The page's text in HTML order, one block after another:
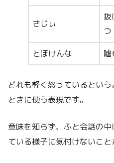
さじぃ
抜
つ
とぼけんな 嘘
どれも軽く怒っているとい
ときに使う表現です。
意味を知らず、ふと会話の
ている様子に気付けないこと